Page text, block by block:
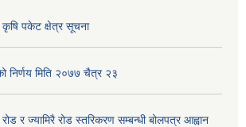
पकेट क्षेत्र सूचना
निर्णय मिति २०७७ चैत्र २३
र ज्यामिरै रोड स्तरिकरण सम्बन्धी बोलपत्र आह्वान